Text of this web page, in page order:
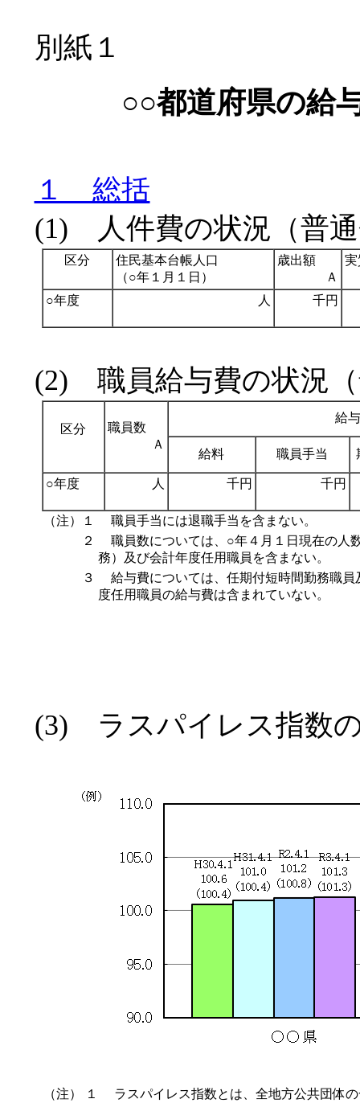
別紙１
○○都道府県の給
１ 総括
(1) 人件費の状況（普
区分
住民基本台帳人口
（○年１月１日）
歳出額
Ａ
実
○年度 人 千円
(2) 職員給与費の状況
区分
職員数
Ａ
給
給料 職員手当
○年度 人 千円 千円
（注）１
職員手当には退職手当を含まない。
２
職員数については、○年４月１日現在の人
務）及び会計年度任用職員を含まない。
３
給与費については、任期付短時間勤務職員
度任用職員の給与費は含まれていない。
(3) ラスパイレス指数
（注） １
ラスパイレス指数とは、全地方公共団体